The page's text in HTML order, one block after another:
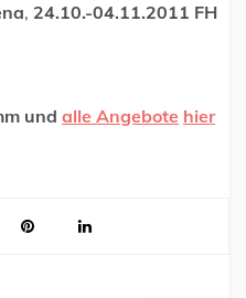
, 24.10.-04.11.2011 FH
und alle Angebote hier